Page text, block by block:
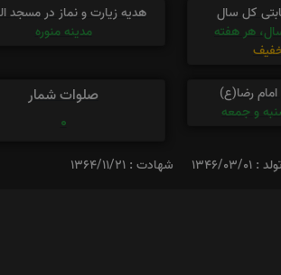
کل سال
هر هفته
هدیه زیارت و نماز در مسجد
مدینه منوره
رضا(ع)
و جمعه
صلوات شمار
0
تولد : 1346/03/01 شهادت : 1364/11/21